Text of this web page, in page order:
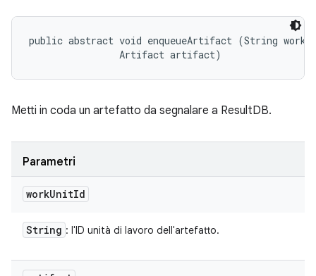
public abstract void enqueueArtifact (String
                Artifact artifact)
Metti in coda un artefatto da segnalare a ResultDB.
Parametri
workUnitId
String : l'ID unità di lavoro dell'artefatto.